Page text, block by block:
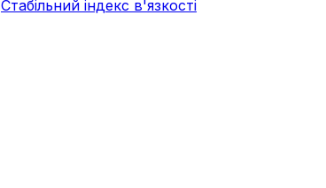
Стабільний індекс в'язкості